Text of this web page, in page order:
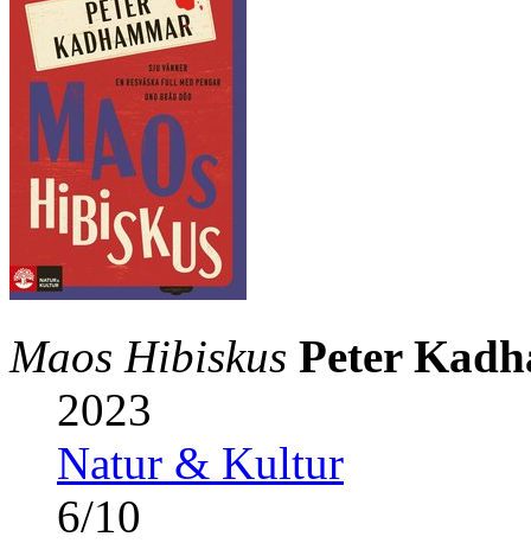
Maos Hibiskus Peter
2023
Natur & Kultur
6/10